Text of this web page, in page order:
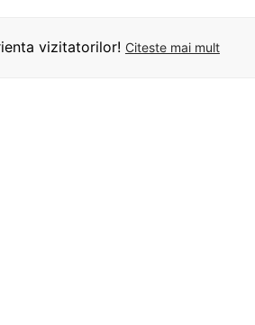
vizitatorilor! Citeste mai mult